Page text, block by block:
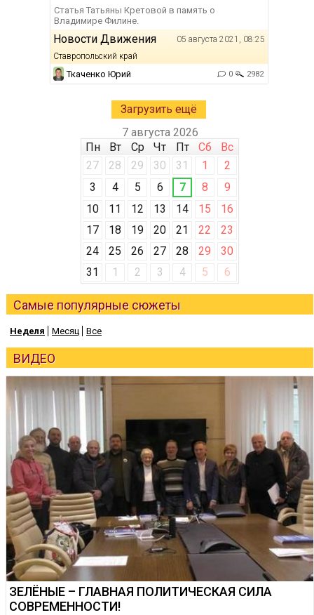
Статья Татьяны Кретовой в память о
Владимире Филине.
Новости Движения
05 августа 2021, 08:25
Ставропольский край
Ткаченко Юрий 0 2982
Загрузить ещё
7 августа 2026
Пн
Вт Ср Чт Пт Сб
Вс
27
28 29 30 31 1
2
3
4 5 6 7 8
9
10
11 12 13 14 15
16
17
18 19 20 21 22
23
24
25 26 27 28 29
30
31
1 2 3 4 5 6
Самые популярные сюжеты
Неделя Месяц Все
ВИДЕО
ЗЕЛЁНЫЕ – ГЛАВНАЯ ПОЛИТИЧЕСКАЯ СИЛА
СОВРЕМЕННОСТИ!